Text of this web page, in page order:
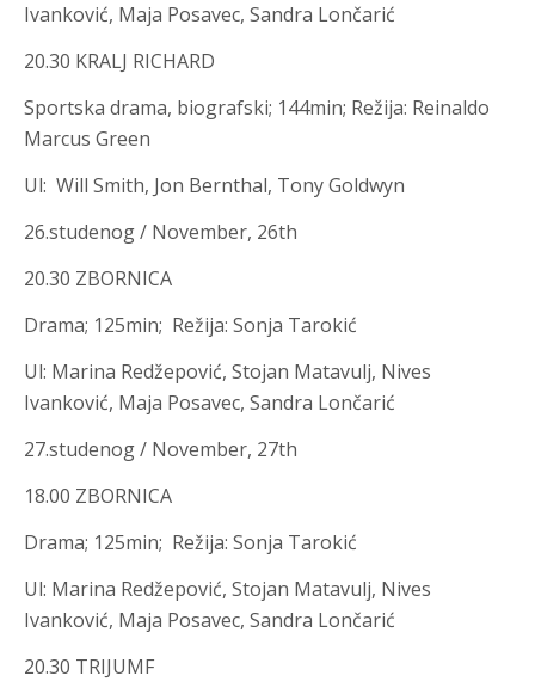
Ivanković, Maja Posavec, Sandra Lončarić
20.30 KRALJ RICHARD
Sportska drama, biografski; 144min; Režija: Reinaldo
Marcus Green
Ul: Will Smith, Jon Bernthal, Tony Goldwyn
26.studenog / November, 26th
20.30 ZBORNICA
Drama; 125min; Režija: Sonja Tarokić
Ul: Marina Redžepović, Stojan Matavulj, Nives
Ivanković, Maja Posavec, Sandra Lončarić
27.studenog / November, 27th
18.00 ZBORNICA
Drama; 125min; Režija: Sonja Tarokić
Ul: Marina Redžepović, Stojan Matavulj, Nives
Ivanković, Maja Posavec, Sandra Lončarić
20.30 TRIJUMF